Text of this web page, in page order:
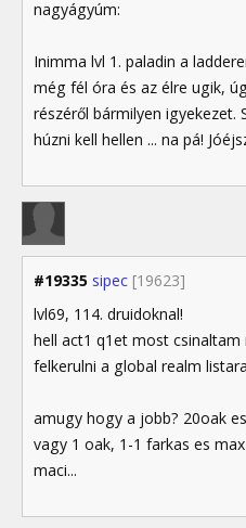
nagyágyúm:
Inimma lvl 1. paladin a
még fél óra és az élre ugik,
részéről bármilyen igyekezet.
húzni kell hellen ... na pá!
#19335 sipec [19623]
lvl69, 114. druidoknal!
hell act1 q1et most
felkerulni a global realm
amugy hogy a jobb? 20oak
vagy 1 oak, 1-1 farkas es
maci...